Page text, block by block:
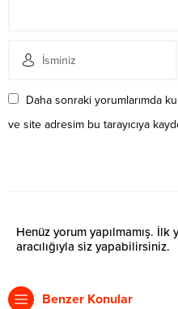
Daha sonraki yorumlarımda
ve site adresim bu tarayıcıya
Henüz yorum yapılmamış. İlk
aracılığıyla siz yapabilirsiniz.
Benzer Konular